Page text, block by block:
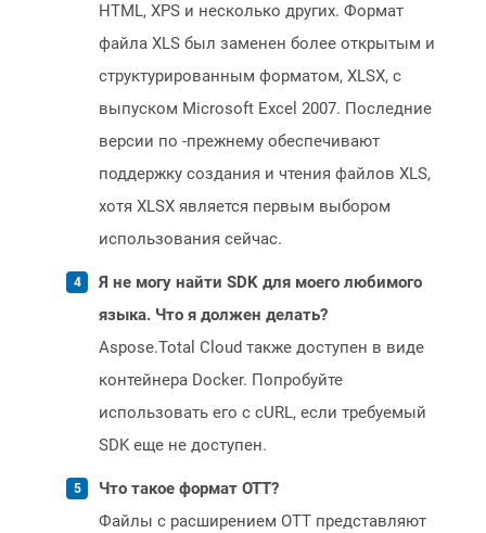
HTML, XPS и несколько других. Формат
файла XLS был заменен более открытым и
структурированным форматом, XLSX, с
выпуском Microsoft Excel 2007. Последние
версии по -прежнему обеспечивают
поддержку создания и чтения файлов XLS,
хотя XLSX является первым выбором
использования сейчас.
Я не могу найти SDK для моего любимого
языка. Что я должен делать?
Aspose.Total Cloud также доступен в виде
контейнера Docker. Попробуйте
использовать его с cURL, если требуемый
SDK еще не доступен.
Что такое формат OTT?
Файлы с расширением OTT представляют